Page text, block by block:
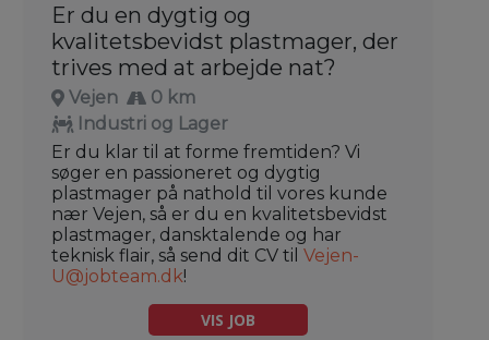
Er du en dygtig og
kvalitetsbevidst plastmager, der
trives med at arbejde nat?
Vejen
0 km
Industri og Lager
Er du klar til at forme fremtiden? Vi
søger en passioneret og dygtig
plastmager på nathold til vores kunde
nær Vejen, så er du en kvalitetsbevidst
plastmager, dansktalende og har
teknisk flair, så send dit CV til Vejen-
U@jobteam.dk!
VIS JOB